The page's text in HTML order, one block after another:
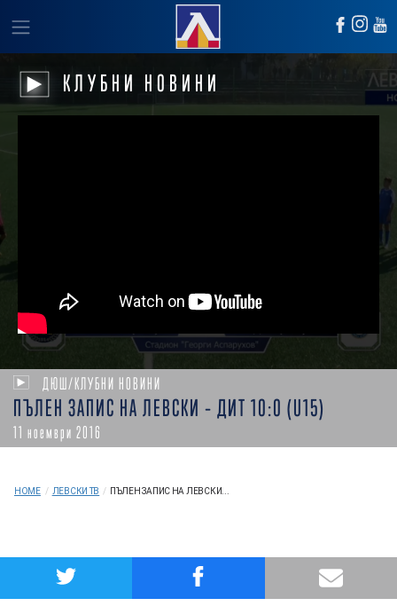
КЛУБНИ НОВИНИ
ДЮШ/КЛУБНИ НОВИНИ
ПЪЛЕН ЗАПИС НА ЛЕВСКИ – ДИТ 10:0 (U15)
11 ноември 2016
HOME / ЛЕВСКИ ТВ / ПЪЛЕН ЗАПИС НА ЛЕВСКИ...